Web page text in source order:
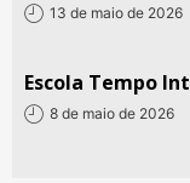
13 de maio de 2026
Escola Tempo
8 de maio de 2026